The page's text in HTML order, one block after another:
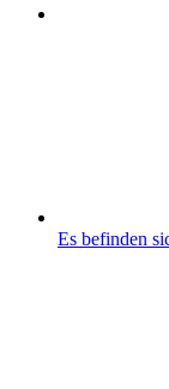
Es befinden